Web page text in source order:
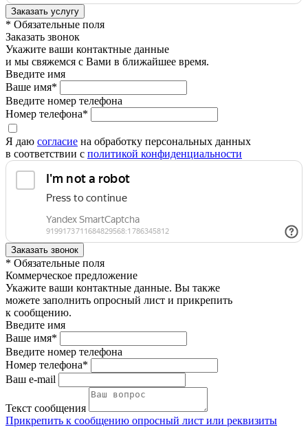
* Обязательные поля
Заказать звонок
Укажите ваши контактные данные
и мы свяжемся с Вами в ближайшее время.
Введите имя
Ваше имя*
Введите номер телефона
Номер телефона*
Я даю согласие на обработку персональных данных
в соответствии с политикой конфиденциальности
* Обязательные поля
Коммерческое предложение
Укажите ваши контактные данные. Вы также
можете заполнить опросный лист и прикрепить
к сообщению.
Введите имя
Ваше имя*
Введите номер телефона
Номер телефона*
Ваш e-mail
Текст сообщения
Прикрепить к сообщению опросный лист или реквизиты